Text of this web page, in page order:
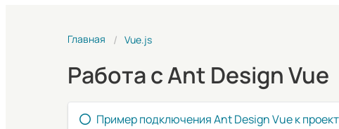
Главная Vue.js
Работа с Ant Design Vue
Пример подключения Ant Design Vue к